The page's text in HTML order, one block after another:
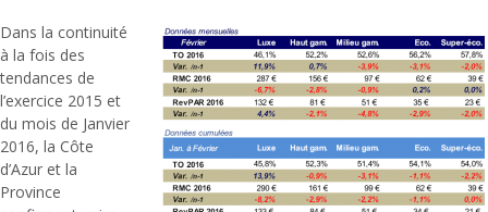
Dans la continuité
à la fois des
tendances de
l’exercice 2015 et
du mois de Janvier
2016, la Côte
d’Azur et la
Province